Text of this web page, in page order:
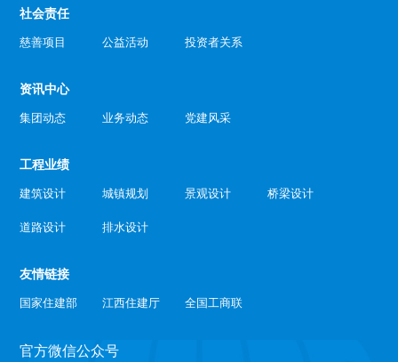
社会责任
慈善项目 公益活动 投资者关系
资讯中心
集团动态 业务动态 党建风采
工程业绩
建筑设计 城镇规划 景观设计 桥梁设计
道路设计 排水设计
友情链接
国家住建部 江西住建厅 全国工商联
官方微信公众号